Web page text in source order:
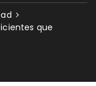
que